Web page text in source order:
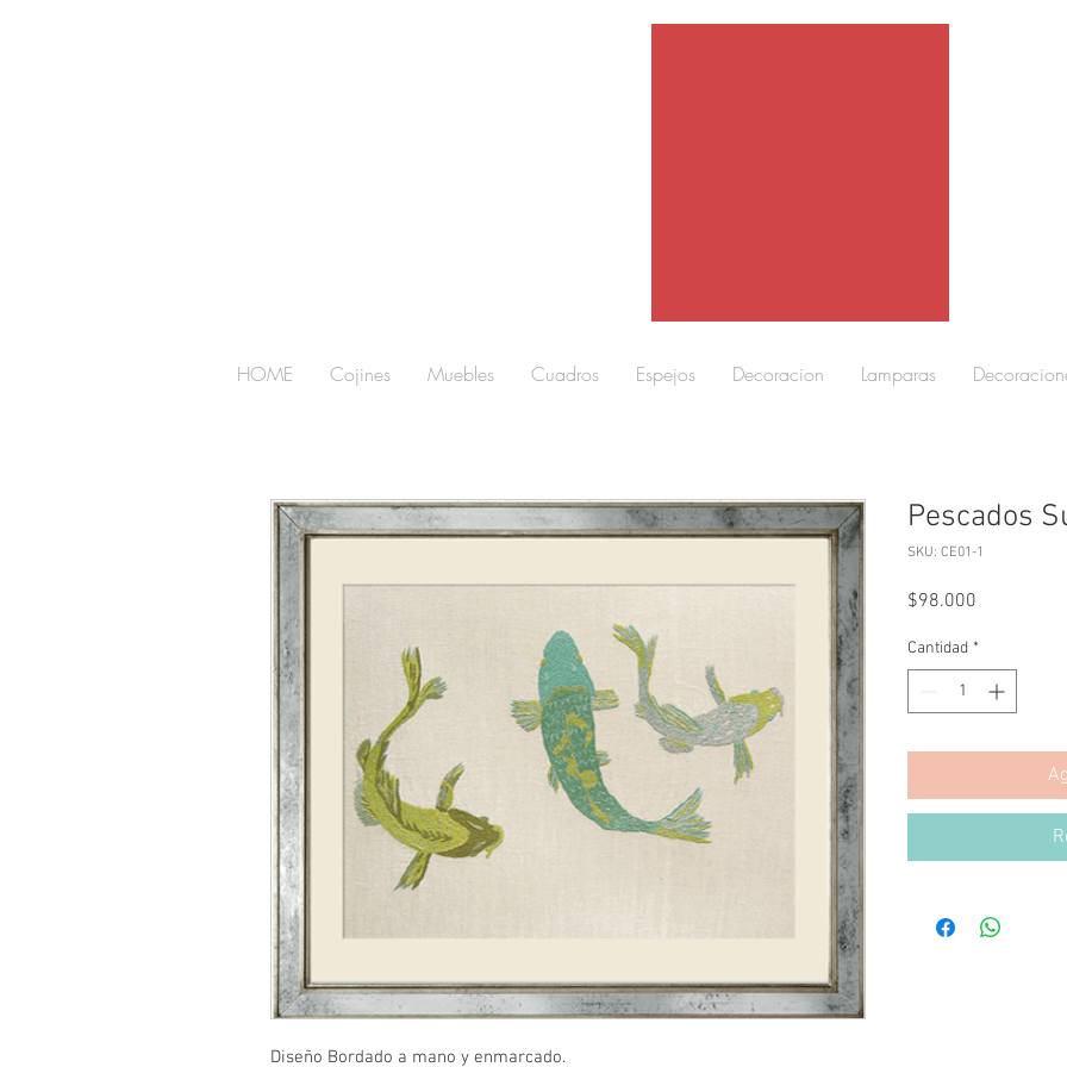
HOME Cojines Muebles Cuadros Espejos Decoracion Lamparas
Diseño Bordado a mano y enmarcado.
Pescados
SKU: CE01-1
$98.000
Cantidad *